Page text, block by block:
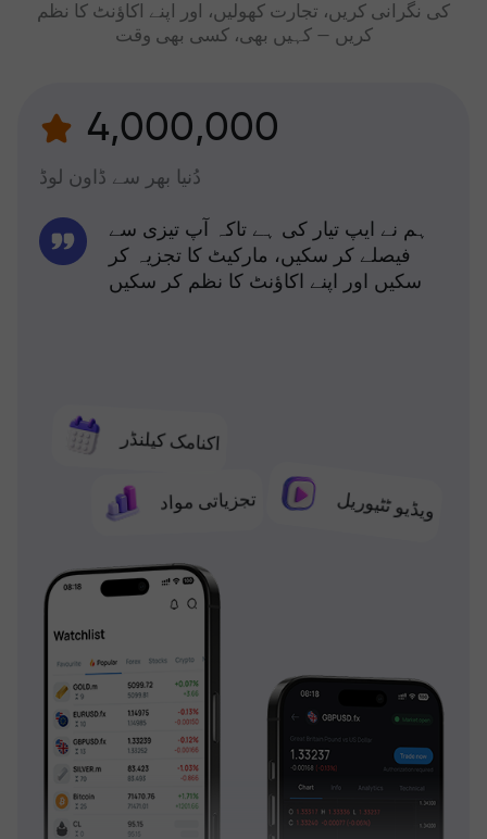
کی نگرانی کریں، تجارت کھولیں، اور اپنے اکاؤنٹ کا نظم
کریں — کہیں بھی، کسی بھی وقت
4,000,000
دُنیا بھر سے ڈاون لوڈ
اکنامک کیلنڈر
تجزیاتی مواد ویڈیو ٹٹیوریل
ہم نے ایپ تیار کی ہے تاکہ آپ تیزی سے
فیصلے کر سکیں، مارکیٹ کا تجزیہ کر
سکیں اور اپنے اکاؤنٹ کا نظم کر سکیں